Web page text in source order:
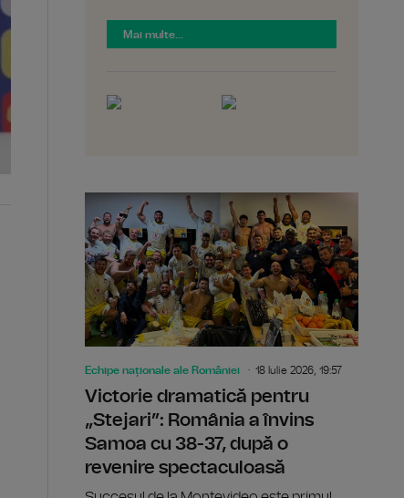
Mai multe...
Echipe naționale ale României 18 Iulie 2026, 19:57
Victorie dramatică pentru
„Stejari”: România a învins
Samoa cu 38-37, după o
revenire spectaculoasă